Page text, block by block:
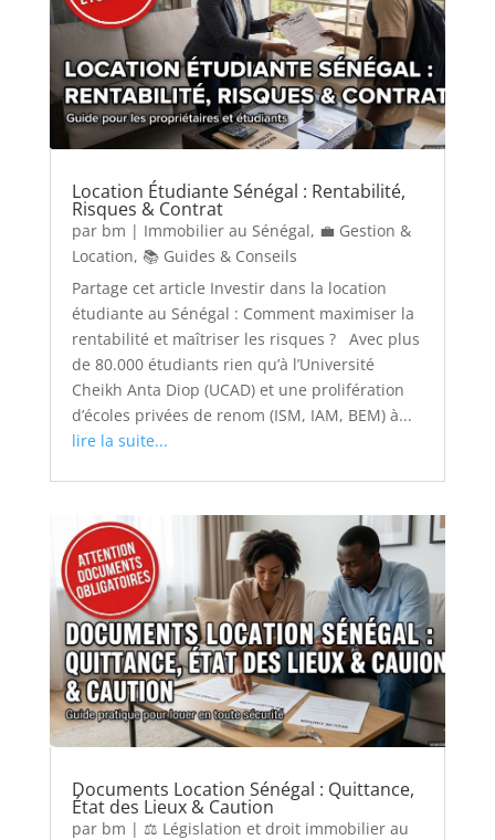
Location Étudiante Sénégal : Rentabilité,
Risques & Contrat
par bm | Immobilier au Sénégal, 💼 Gestion &
Location, 📚 Guides & Conseils
Partage cet article Investir dans la location
étudiante au Sénégal : Comment maximiser la
rentabilité et maîtriser les risques ? Avec plus
de 80.000 étudiants rien qu’à l’Université
Cheikh Anta Diop (UCAD) et une prolifération
d’écoles privées de renom (ISM, IAM, BEM) à...
lire la suite...
Documents Location Sénégal : Quittance,
État des Lieux & Caution
par bm | ⚖️ Législation et droit immobilier au